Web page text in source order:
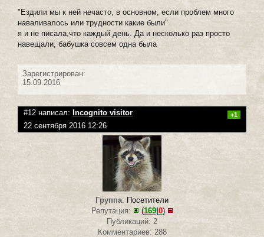
"Ездили мы к ней нечасто, в основном, если проблем много
наваливалось или трудности какие были"
я и не писала,что каждый день. Да и несколько раз просто
навещали, бабушка совсем одна была
Зарегистрирован:
15.09.2016
#12 написал: Incognito visitor +1
22 сентября 2016 12:26
Группа: Посетители
Репутация:
(169| 0)
Публикаций: 2
Комментариев: 288